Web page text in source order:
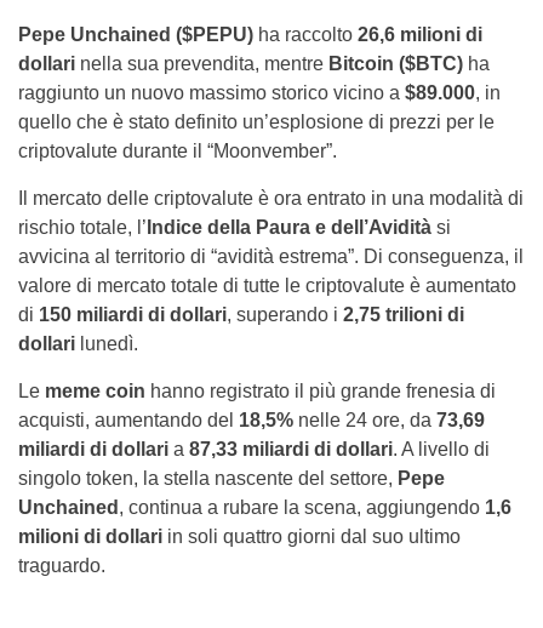
Pepe Unchained ($PEPU) ha raccolto 26,6 milioni di
dollari nella sua prevendita, mentre Bitcoin ($BTC) ha
raggiunto un nuovo massimo storico vicino a $89.000, in
quello che è stato definito un’esplosione di prezzi per le
criptovalute durante il “Moonvember”.
Il mercato delle criptovalute è ora entrato in una modalità di
rischio totale, l’ Indice della Paura e dell’Avidità si
avvicina al territorio di “avidità estrema”. Di conseguenza, il
valore di mercato totale di tutte le criptovalute è aumentato
di 150 miliardi di dollari, superando i 2,75 trilioni di
dollari lunedì.
Le meme coin hanno registrato il più grande frenesia di
acquisti, aumentando del 18,5% nelle 24 ore, da 73,69
miliardi di dollari a 87,33 miliardi di dollari. A livello di
singolo token, la stella nascente del settore, Pepe
Unchained , continua a rubare la scena, aggiungendo 1,6
milioni di dollari in soli quattro giorni dal suo ultimo
traguardo.